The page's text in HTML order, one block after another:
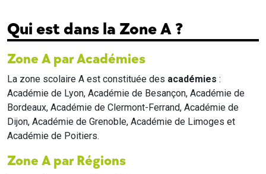
Qui est dans la Zone A ?
Zone A par Académies
La zone scolaire A est constituée des académies :
Académie de Lyon, Académie de Besançon, Académie de
Bordeaux, Académie de Clermont-Ferrand, Académie de
Dijon, Académie de Grenoble, Académie de Limoges et
Académie de Poitiers.
Zone A par Régions